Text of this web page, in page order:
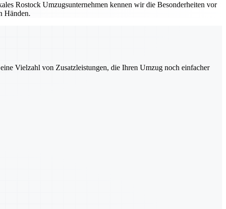
Rostock Umzugsunternehmen kennen wir die Besonderheiten vor
Händen.
Vielzahl von Zusatzleistungen, die Ihren Umzug noch einfacher